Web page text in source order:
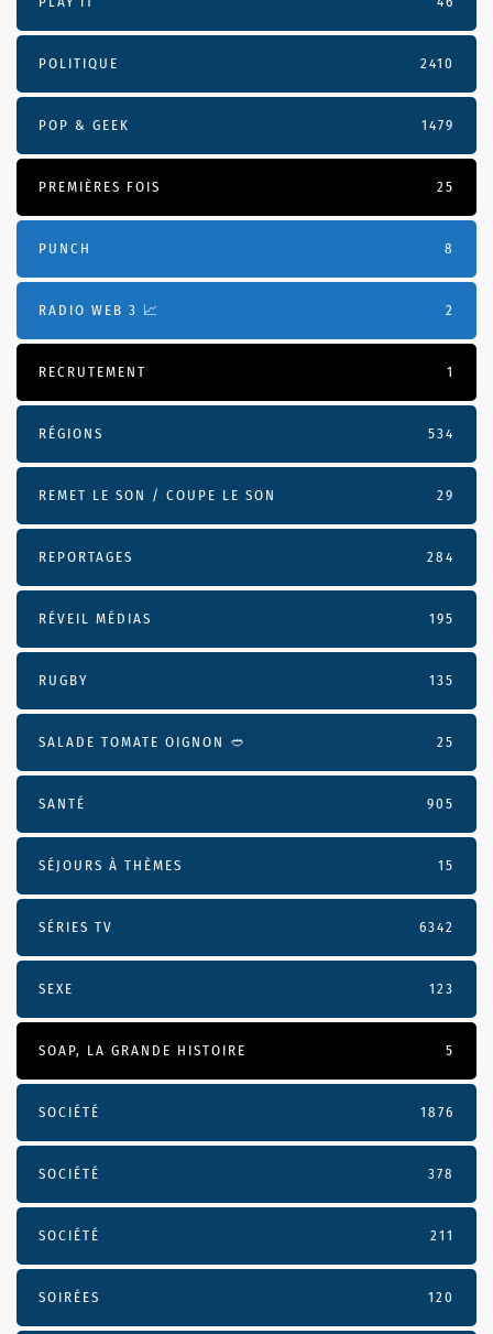
POLITIQUE 2410
POP & GEEK 1479
PREMIÈRES FOIS 25
PUNCH 8
RADIO WEB 3 📈 2
RECRUTEMENT 1
RÉGIONS 534
REMET LE SON / COUPE LE SON 29
REPORTAGES 284
RÉVEIL MÉDIAS 195
RUGBY 135
SALADE TOMATE OIGNON 🥙 25
SANTÉ 905
SÉJOURS À THÈMES 15
SÉRIES TV 6342
SEXE 123
SOAP, LA GRANDE HISTOIRE 5
SOCIÉTÉ 1876
SOCIÉTÉ 378
SOCIÉTÉ 211
SOIRÉES 120